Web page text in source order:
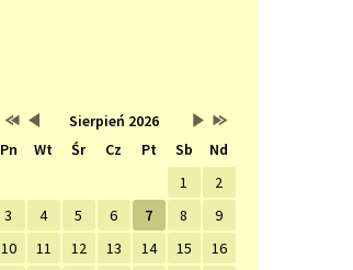
Kalendarz Lista
wydarzeń
w
Sierpień 2026Brak
tym
miesiącu.
Przestaw
na
Przestaw
na
Przestaw
na
Wrzesień
Przestaw
na
Sierpień
2027
Pn Wt Śr Cz Pt Sb
Nd
1
2
3
4 5 6 7 8
9
10
11 12 13 14 15
16